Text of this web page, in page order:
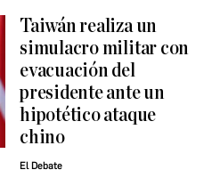
Taiwán realiza un
simulacro militar con
evacuación del
presidente ante un
hipotético ataque
chino
El Debate